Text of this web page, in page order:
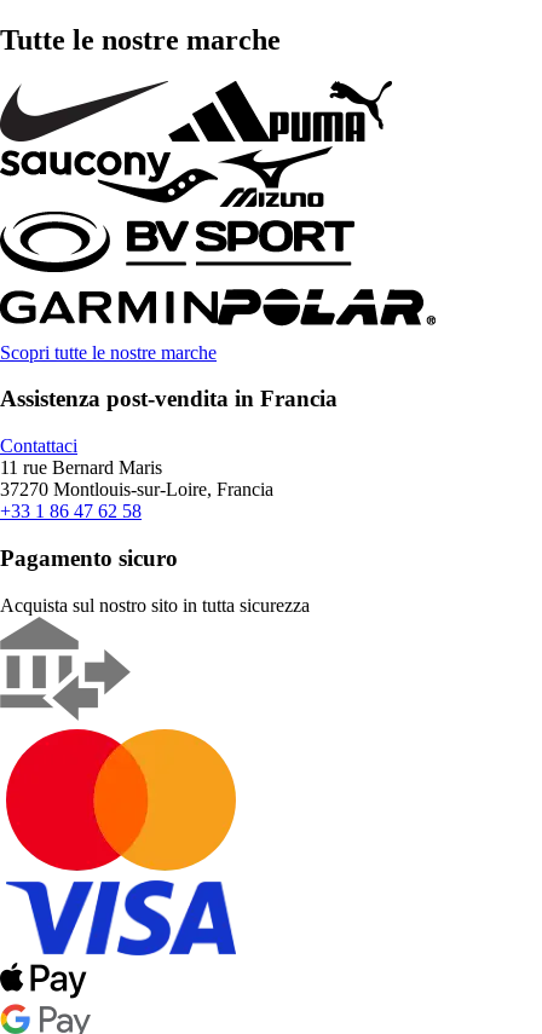
Tutte le nostre marche
Scopri tutte le nostre marche
Assistenza post-vendita in Francia
Contattaci
11 rue Bernard Maris
37270 Montlouis-sur-Loire, Francia
+33 1 86 47 62 58
Pagamento sicuro
Acquista sul nostro sito in tutta sicurezza